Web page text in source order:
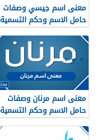
معنى اسم جيسي وصفات
حامل الاسم وحكم التسمية
به في الإسلام
معنى اسم مرنان وصفات
حامل الاسم وحكم التسمية
به في الإسلام